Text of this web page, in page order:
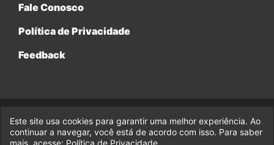
Fale Conosco
Política de Privacidade
Feedback
© 2017-2026 Legado da Marvel, uma empresa da Legado
Enterprises.
Este site usa cookies para garantir uma melhor experiência. Ao
continuar a navegar, você está de acordo com isso. Para saber
mais, acesse: Política de Privacidade